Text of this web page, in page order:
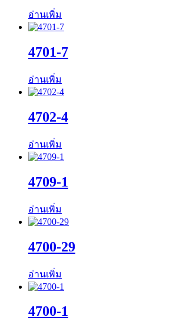
อ่านเพิ่ม
4701-7
อ่านเพิ่ม
4702-4
อ่านเพิ่ม
4709-1
อ่านเพิ่ม
4700-29
อ่านเพิ่ม
4700-1